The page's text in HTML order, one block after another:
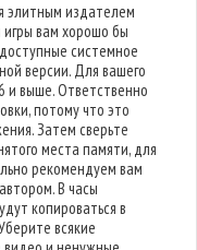
элитным издателем
игры вам хорошо бы
системное
версии. Для вашего
и выше. Ответственно
потому что это
Затем сверьте
места памяти, для
рекомендуем вам
В часы
копироваться в
всякие